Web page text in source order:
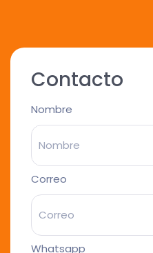
Contacto
Nombre
Correo
Whatsapp